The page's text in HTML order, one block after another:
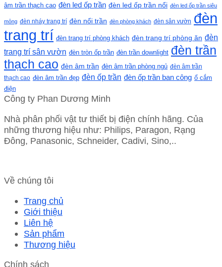
âm trần thạch cao đèn led ốp trần đèn led ốp trần nổi đèn led ốp trần siêu
mỏng đèn nháy trang trí đèn nổi trần đèn phòng khách đèn sân vườn đèn
trang trí đèn trang trí phòng khách đèn trang trí phòng ăn đèn
trang trí sân vườn đèn tròn ốp trần đèn trần downlight đèn trần
thạch cao đèn âm trần đèn âm trần phòng ngủ đèn âm trần
thạch cao đèn âm trần đẹp đèn ốp trần đèn ốp trần ban công ổ cắm
điện
Công ty Phan Dương Minh
Nhà phân phối vật tư thiết bị điện chính hãng. Của
những thương hiệu như: Philips, Paragon, Rạng
Đông, Panasonic, Schneider, Cadivi, Sino,..
Về chúng tôi
Trang chủ
Giới thiệu
Liên hệ
Sản phẩm
Thương hiệu
Chính sách